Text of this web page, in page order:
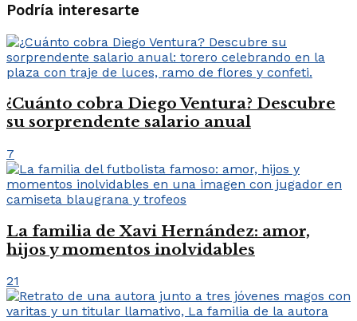
Podría interesarte
¿Cuánto cobra Diego Ventura? Descubre
su sorprendente salario anual
7
La familia de Xavi Hernández: amor,
hijos y momentos inolvidables
21